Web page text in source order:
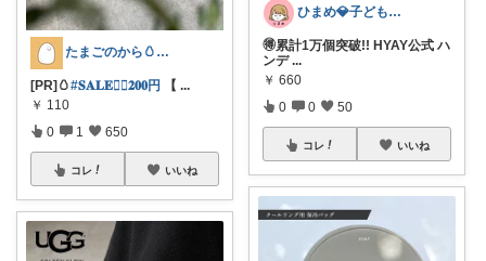
たまごのから🥚ラクに暮らす┊︎育児
[PR]🥚#𝐒𝐀𝐋𝐄❤️‍🔥𝟐𝟎𝟎円 【 ...
￥ 110
0 1 650
コレ いいね
ひまめ💎子どものいる暮らし
🉐累計1万個突破!! HYAY公式 ハ
ンデ ...
￥ 660
0 0 50
コレ いいね